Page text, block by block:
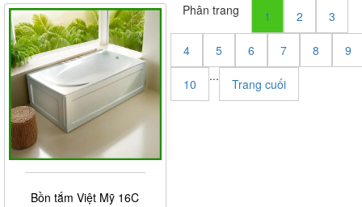
Bồn tắm Việt Mỹ 16C
Phân trang 1 2 3
4 5 6 7 8 9
10
...
Trang cuối